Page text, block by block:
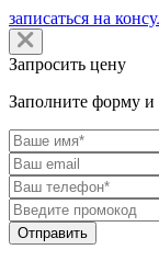
записаться на
Запросить цену
Заполните форму и